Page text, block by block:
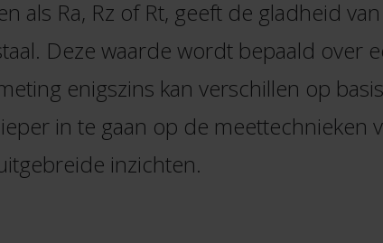
als Ra, Rz of Rt, geeft de gladheid
Deze waarde wordt bepaald over
enigszins kan verschillen op
in te gaan op de meettechnieken
inzichten.